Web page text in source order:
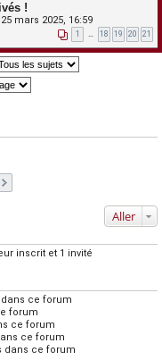
!
25 mars 2025, 16:59
1 … 18 19 20 21
Aller
inscrit et 1 invité
ce forum
forum
ce forum
ce forum
dans ce forum